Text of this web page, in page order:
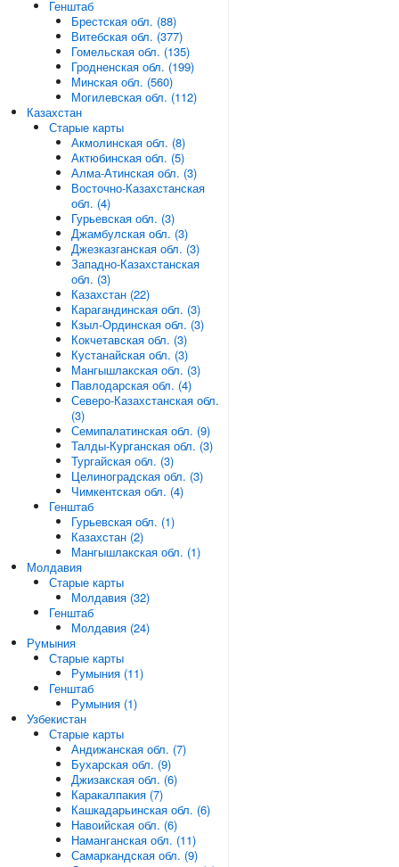
Генштаб
Брестская обл. (88)
Витебская обл. (377)
Гомельская обл. (135)
Гродненская обл. (199)
Минская обл. (560)
Могилевская обл. (112)
Казахстан
Старые карты
Акмолинская обл. (8)
Актюбинская обл. (5)
Алма-Атинская обл. (3)
Восточно-Казахстанская
обл. (4)
Гурьевская обл. (3)
Джамбулская обл. (3)
Джезказганская обл. (3)
Западно-Казахстанская
обл. (3)
Казахстан (22)
Карагандинская обл. (3)
Кзыл-Ординская обл. (3)
Кокчетавская обл. (3)
Кустанайская обл. (3)
Мангышлакская обл. (3)
Павлодарская обл. (4)
Северо-Казахстанская обл.
(3)
Семипалатинская обл. (9)
Талды-Курганская обл. (3)
Тургайская обл. (3)
Целиноградская обл. (3)
Чимкентская обл. (4)
Генштаб
Гурьевская обл. (1)
Казахстан (2)
Мангышлакская обл. (1)
Молдавия
Старые карты
Молдавия (32)
Генштаб
Молдавия (24)
Румыния
Старые карты
Румыния (11)
Генштаб
Румыния (1)
Узбекистан
Старые карты
Андижанская обл. (7)
Бухарская обл. (9)
Джизакская обл. (6)
Каракалпакия (7)
Кашкадарьинская обл. (6)
Навоийская обл. (6)
Наманганская обл. (11)
Самаркандская обл. (9)